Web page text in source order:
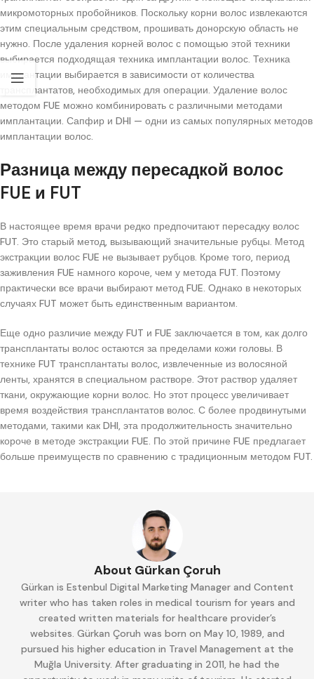
микромоторных пробойников. Поскольку корни волос извлекаются
этим специальным средством, прошивать донорскую область не
нужно. После удаления корней волос с помощью этой техники
выбирается подходящая техника имплантации волос. Техника
имплантации выбирается в зависимости от количества
трансплантатов, необходимых для операции. Удаление волос
методом FUE можно комбинировать с различными методами
имплантации. Сапфир и DHI — одни из самых популярных методов
имплантации волос.
Разница между пересадкой волос
FUE и FUT
В настоящее время врачи редко предпочитают пересадку волос
FUT. Это старый метод, вызывающий значительные рубцы. Метод
экстракции волос FUE не вызывает рубцов. Кроме того, период
заживления FUE намного короче, чем у метода FUT. Поэтому
практически все врачи выбирают метод FUE. Однако в некоторых
случаях FUT может быть единственным вариантом.
Еще одно различие между FUT и FUE заключается в том, как долго
трансплантаты волос остаются за пределами кожи головы. В
технике FUT трансплантаты волос, извлеченные из волосяной
ленты, хранятся в специальном растворе. Этот раствор удаляет
ткани, окружающие корни волос. Но этот процесс увеличивает
время воздействия трансплантатов волос. С более продвинутыми
методами, такими как DHI, эта продолжительность значительно
короче в методе экстракции FUE. По этой причине FUE предлагает
больше преимуществ по сравнению с традиционным методом FUT.
About Gürkan Çoruh
Gürkan is Estenbul Digital Marketing Manager and Content
writer who has taken roles in medical tourism for years and
created written materials for healthcare provider’s
websites. Gürkan Çoruh was born on May 10, 1989, and
pursued his higher education in Travel Management at the
Muğla University. After graduating in 2011, he had the